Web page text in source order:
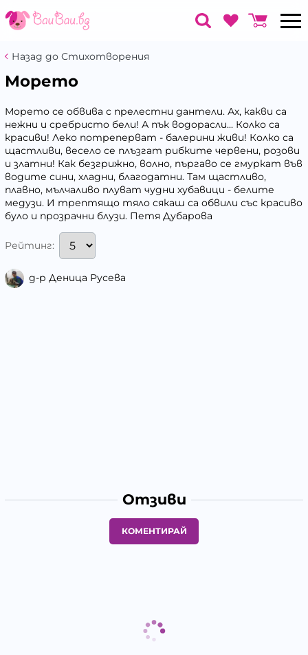
Назад до Стихотворения
Морето
Морето се обвива с прелестни дантели. Ах, какви са
нежни и сребристо бели! А пък водорасли... Колко са
красиви! Леко потреперват - балерини живи! Колко са
щастливи, весело се плъзгат рибките червени, розови
и златни! Как безгрижно, волно, пъргаво се гмуркат във
водите сини, хладни, благодатни. Там щастливо,
плавно, мълчаливо плуват чудни хубавици - белите
медузи. И трептящо тяло сякаш са обвили със красиво
було и прозрачни блузи. Петя Дубарова
Рейтинг:
д-р Деница Русева
Отзиви
КОМЕНТИРАЙ